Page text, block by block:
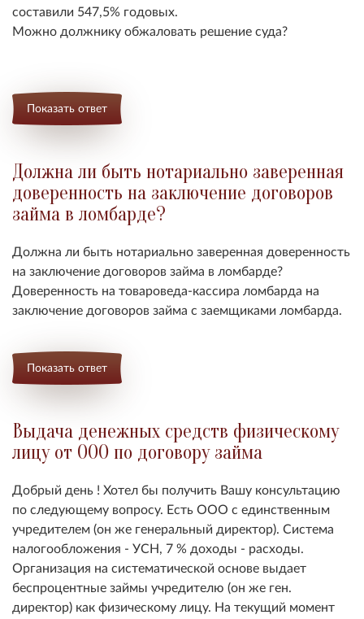
составили 547,5% годовых.
Можно должнику обжаловать решение суда?
Показать ответ
Должна ли быть нотариально заверенная
доверенность на заключение договоров
займа в ломбарде?
Должна ли быть нотариально заверенная доверенность
на заключение договоров займа в ломбарде?
Доверенность на товароведа-кассира ломбарда на
заключение договоров займа с заемщиками ломбарда.
Показать ответ
Выдача денежных средств физическому
лицу от ООО по договору займа
Добрый день ! Хотел бы получить Вашу консультацию
по следующему вопросу. Есть ООО с единственным
учредителем (он же генеральный директор). Система
налогообложения - УСН, 7 % доходы - расходы.
Организация на систематической основе выдает
беспроцентные займы учредителю (он же ген.
директор) как физическому лицу. На текущий момент